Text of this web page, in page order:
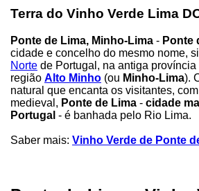
Terra do Vinho Verde Lima
Ponte de Lima, Minho-Lima - Ponte
cidade e concelho do mesmo nome,
Norte de Portugal, na antiga província
região Alto Minho (ou Minho-Lima).
natural que encanta os visitantes,
medieval, Ponte de Lima - cidade
Portugal - é banhada pelo Rio Lima.
Saber mais: Vinho Verde de Ponte